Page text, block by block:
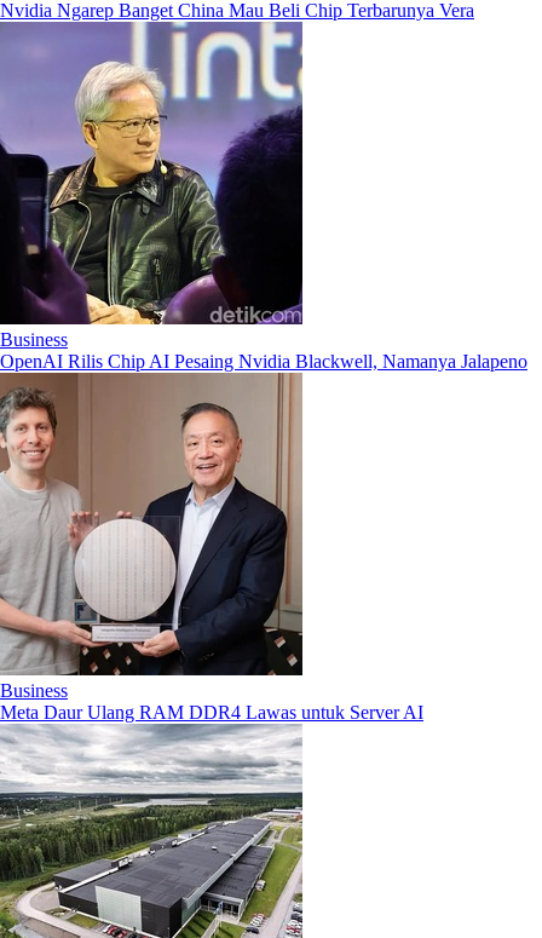
Nvidia Ngarep Banget China Mau Beli Chip Terbarunya Vera
Business
OpenAI Rilis Chip AI Pesaing Nvidia Blackwell, Namanya Jalapeno
Business
Meta Daur Ulang RAM DDR4 Lawas untuk Server AI